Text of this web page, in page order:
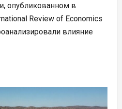
опубликованном в
Review of Economics
влияние